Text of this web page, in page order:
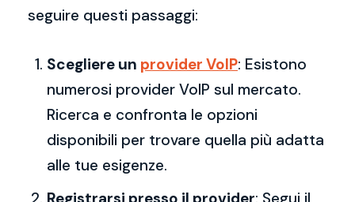
seguire questi passaggi:
Scegliere un provider VoIP: Esistono
numerosi provider VoIP sul mercato.
Ricerca e confronta le opzioni
disponibili per trovare quella più adatta
alle tue esigenze.